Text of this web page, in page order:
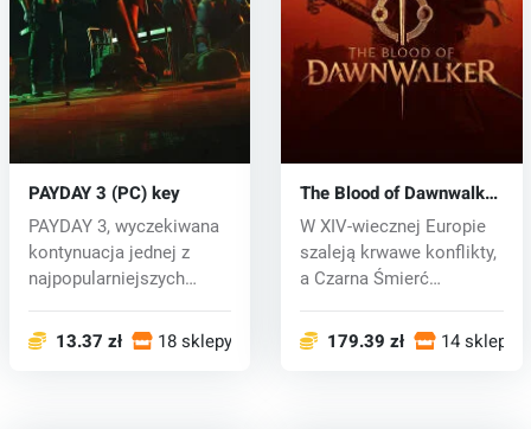
PAYDAY 3 (PC) key
PAYDAY 3, wyczekiwana
kontynuacja jednej z
najpopularniejszych
13.37 zł 18 sklepy
The Blood of Dawnwalker
(PC) key
W XIV-wiecznej Europie
szaleją krwawe konflikty,
a Czarna Śmierć
179.39 zł 14 sklepy